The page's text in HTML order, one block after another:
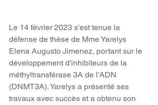
Le 14 février 2023 s'est tenue la
défense de thèse de Mme Yarelys
Elena Augusto Jimenez, portant sur le
développement d'inhibiteurs de la
méthyltransférase 3A de l'ADN
(DNMT3A). Yarelys a présenté ses
travaux avec succès et a obtenu son